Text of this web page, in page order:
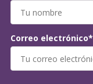
Correo electrónico*